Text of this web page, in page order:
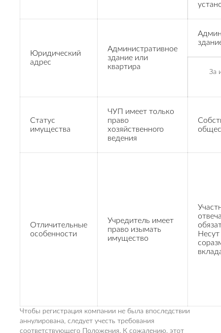
Юридический
адрес
Административное
здание или
квартира
За
Статус
имущества
ЧУП имеет только
право
хозяйственного
ведения
Отличительные
особенности
Учредитель имеет
право изымать
имущество
Чтобы регистрация компании не была впоследствии
аннулирована, следует учесть требования
соответствующего Положения. К сожалению, этот